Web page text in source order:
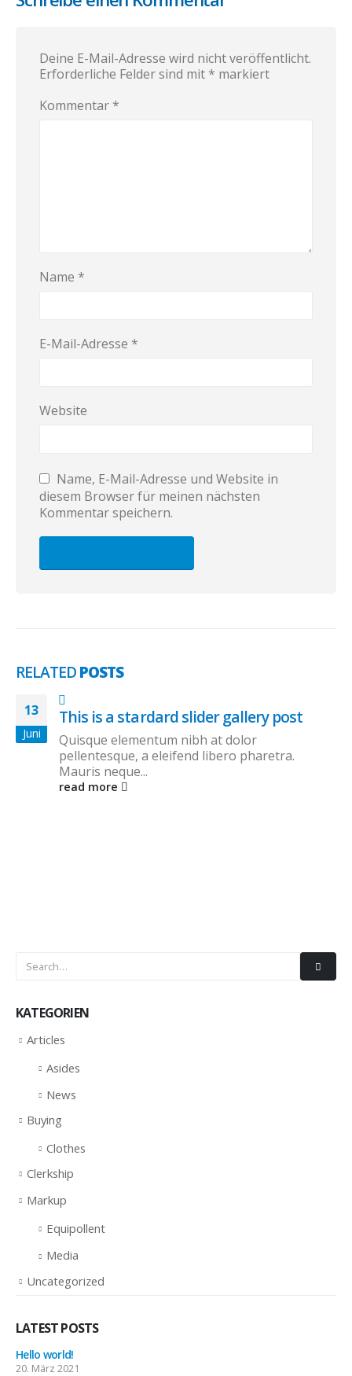
Deine E-Mail-Adresse wird nicht veröffentlicht.
Erforderliche Felder sind mit * markiert
Kommentar *
Name *
E-Mail-Adresse *
Website
Name, E-Mail-Adresse und Website in
diesem Browser für meinen nächsten
Kommentar speichern.
RELATEDPOSTS
13
Juni
This is a stardard slider gallery post
Quisque elementum nibh at dolor
pellentesque, a eleifend libero pharetra.
Mauris neque...
read more
KATEGORIEN
Articles
Asides
News
Buying
Clothes
Clerkship
Markup
Equipollent
Media
Uncategorized
LATEST POSTS
Hello world!
20. März 2021